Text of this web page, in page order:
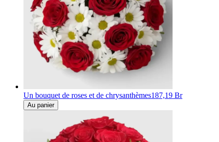
Un bouquet de roses et de chrysanthèmes187,19 Br
Au panier